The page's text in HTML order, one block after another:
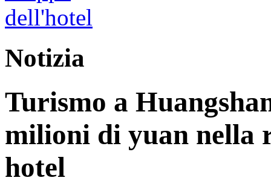
Notizia
Turismo a
milioni di yuan nella
hotel